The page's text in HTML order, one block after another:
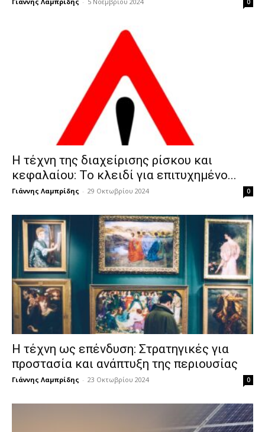
0
Η τέχνη της διαχείρισης ρίσκου και
κεφαλαίου: Το κλειδί για επιτυχημένο...
Γιάννης Λαμπρίδης - 29 Οκτωβρίου 2024 0
Η τέχνη ως επένδυση: Στρατηγικές για
προστασία και ανάπτυξη της περιουσίας
Γιάννης Λαμπρίδης - 23 Οκτωβρίου 2024 0